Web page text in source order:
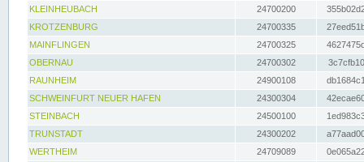
KLEINHEUBACH 24700200
KROTZENBURG
24700335
MAINFLINGEN
24700325
OBERNAU
24700302
RAUNHEIM
24900108
SCHWEINFURT NEUER HAFEN
24300304
STEINBACH
24500100
TRUNSTADT
24300202
WERTHEIM
24709089